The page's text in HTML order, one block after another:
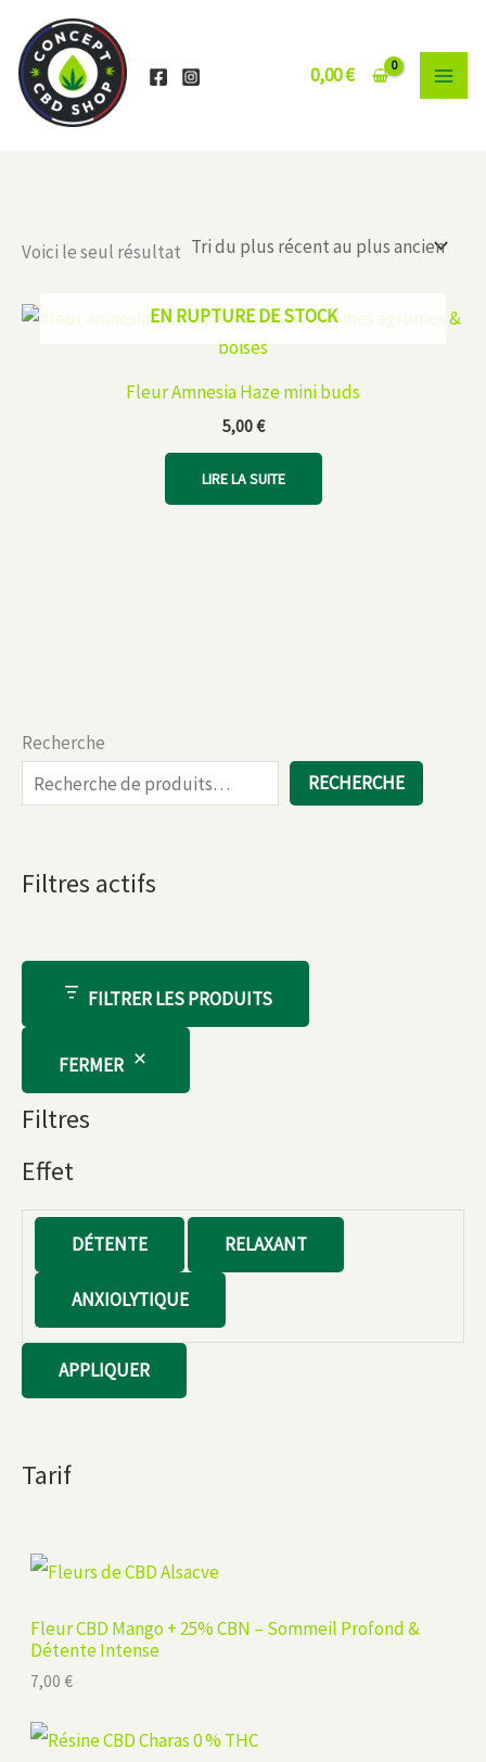
contenu
0,00€
Recherche
RECHERCHE
Filtres actifs
FILTRER LES PRODUITS
FERMER
Filtres
Effet
f
e
DÉTENTE RELAXANT
ANXIOLYTIQUE
APPLIQUER
Tarif
Fleur CBD Mango + 25% CBN – Sommeil Profond &
Détente Intense
7,00 €
Voici le seul résultat
EN RUPTURE DE STOCK
Fleur Amnesia Haze mini buds
5,00€
LIRE LA SUITE